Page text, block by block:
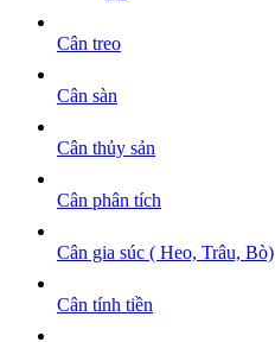
Cân treo
Cân sàn
Cân thủy sản
Cân phân tích
Cân gia súc ( Heo, Trâu, Bò)
Cân tính tiền